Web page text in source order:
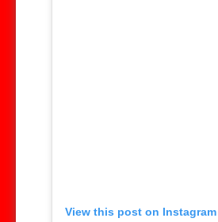
View this post on Instagram